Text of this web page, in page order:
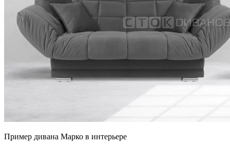
Пример дивана Марко в интерьере